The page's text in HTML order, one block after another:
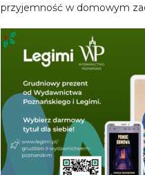
przyjemność w domowym